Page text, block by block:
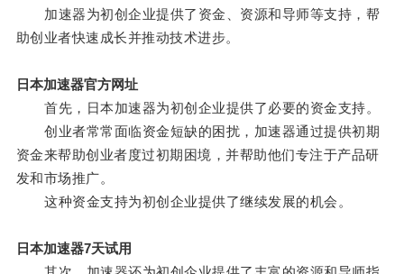
加速器为初创企业提供了资金、资源和导师等支持，帮
助创业者快速成长并推动技术进步。
日本加速器官方网址
首先，日本加速器为初创企业提供了必要的资金支持。
创业者常常面临资金短缺的困扰，加速器通过提供初期
资金来帮助创业者度过初期困境，并帮助他们专注于产品研
发和市场推广。
这种资金支持为初创企业提供了继续发展的机会。
日本加速器7天试用